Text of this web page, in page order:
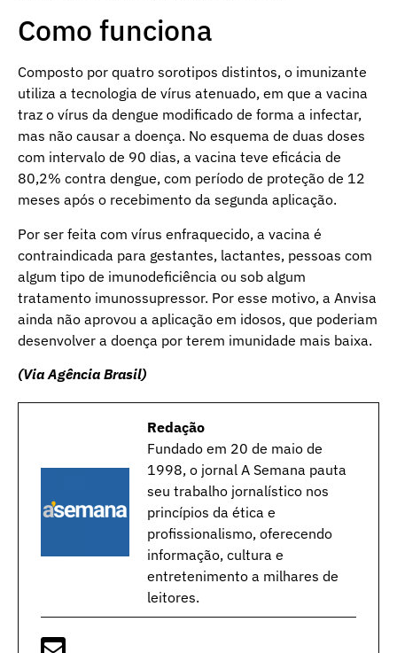
Como funciona
Composto por quatro sorotipos distintos, o imunizante
utiliza a tecnologia de vírus atenuado, em que a vacina
traz o vírus da dengue modificado de forma a infectar,
mas não causar a doença. No esquema de duas doses
com intervalo de 90 dias, a vacina teve eficácia de
80,2% contra dengue, com período de proteção de 12
meses após o recebimento da segunda aplicação.
Por ser feita com vírus enfraquecido, a vacina é
contraindicada para gestantes, lactantes, pessoas com
algum tipo de imunodeficiência ou sob algum
tratamento imunossupressor. Por esse motivo, a Anvisa
ainda não aprovou a aplicação em idosos, que poderiam
desenvolver a doença por terem imunidade mais baixa.
(Via Agência Brasil)
Redação
Fundado em 20 de maio de
1998, o jornal A Semana pauta
seu trabalho jornalístico nos
princípios da ética e
profissionalismo, oferecendo
informação, cultura e
entretenimento a milhares de
leitores.